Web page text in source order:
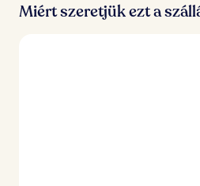
Miért szeretjük ezt a